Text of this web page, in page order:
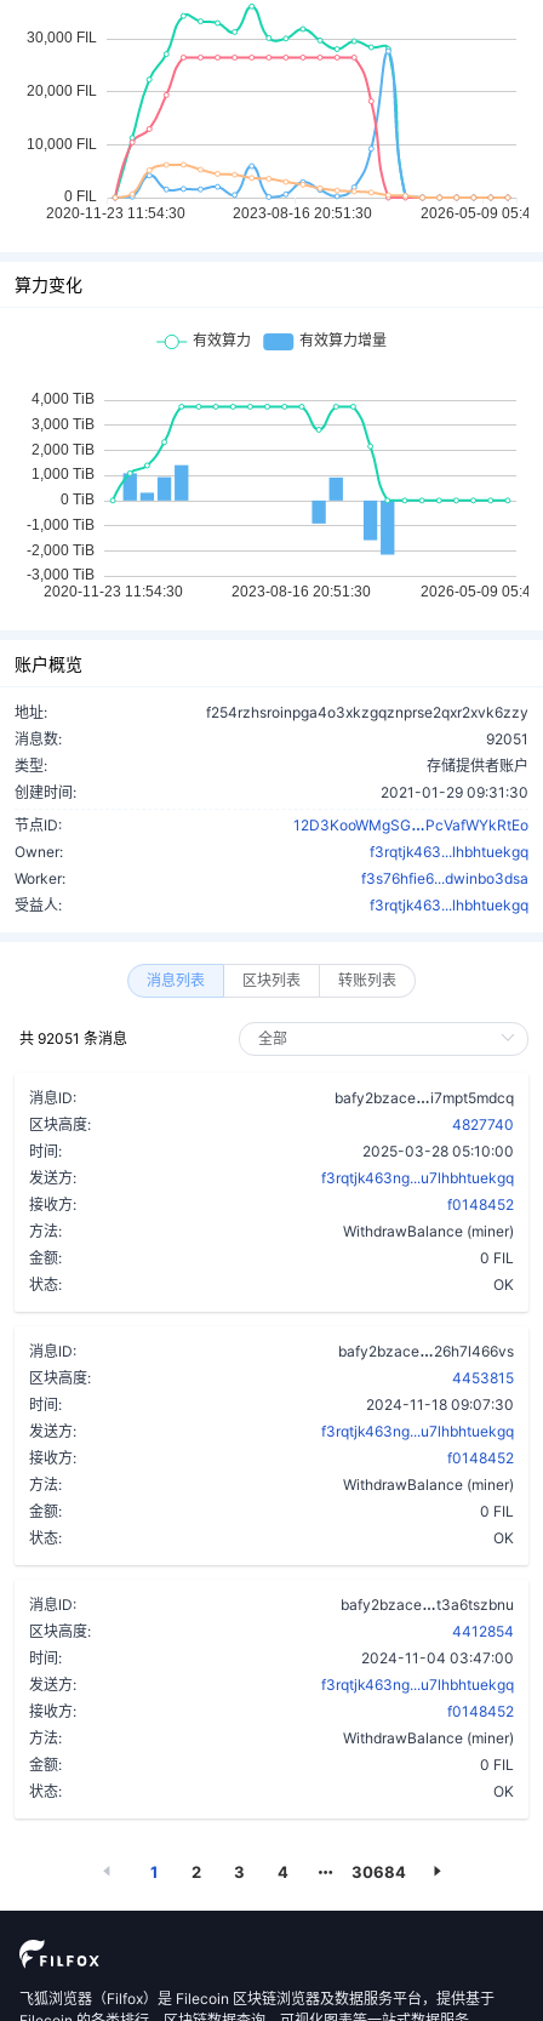
算力变化
账户概览
地址:
f254rzhsroinpga4o3xkzgqznprse2qxr2xvk6zzy
消息数:
92051
类型:
存储提供者账户
创建时间:
2021-01-29 09:31:30
节点ID:
12D3KooWMgSG
PcVafWYkRtEo
Owner:
f3rqtjk463...lhbhtuekgq
Worker:
f3s76hfie6...dwinbo3dsa
受益人:
f3rqtjk463...lhbhtuekgq
消息列表 区块列表 转账列表
共 92051 条消息
消息ID: bafy2bzace
i7mpt5mdcq
区块高度:
4827740
时间:
2025-03-28 05:10:00
发送方:
f3rqtjk463ng...u7lhbhtuekgq
接收方:
f0148452
方法:
WithdrawBalance (miner)
金额:
0 FIL
状态:
OK
消息ID: bafy2bzace
26h7l466vs
区块高度:
4453815
时间:
2024-11-18 09:07:30
发送方:
f3rqtjk463ng...u7lhbhtuekgq
接收方:
f0148452
方法:
WithdrawBalance (miner)
金额:
0 FIL
状态:
OK
消息ID: bafy2bzace
t3a6tszbnu
区块高度:
4412854
时间:
2024-11-04 03:47:00
发送方:
f3rqtjk463ng...u7lhbhtuekgq
接收方:
f0148452
方法:
WithdrawBalance (miner)
金额:
0 FIL
状态:
OK
1 2 3 4 30684
飞狐浏览器（Filfox）是 Filecoin 区块链浏览器及数据服务平台，提供基于